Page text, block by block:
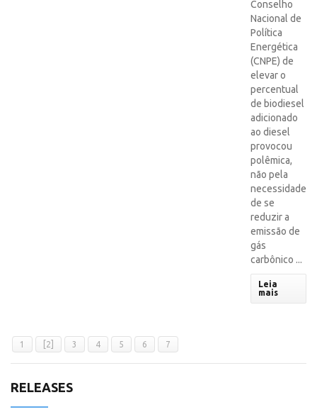
Conselho
Nacional de
Política
Energética
(CNPE) de
elevar o
percentual
de biodiesel
adicionado
ao diesel
provocou
polêmica,
não pela
necessidade
de se
reduzir a
emissão de
gás
carbônico ...
Leia
mais
1 [2] 3 4 5 6 7
RELEASES